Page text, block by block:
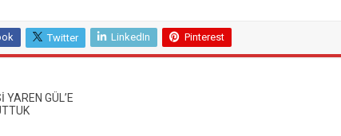
Twitter LinkedIn Pinterest
GÜL’E